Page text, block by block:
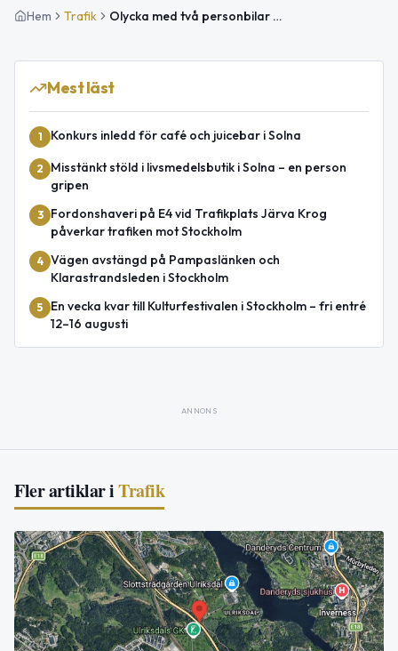
Hem Trafik Olycka med två personbilar vid Hagatunneln på E4 mot Uppsala
Mest läst
1 Konkurs inledd för café och juicebar i Solna
2
Misstänkt stöld i livsmedelsbutik i Solna – en person
gripen
3
Fordonshaveri på E4 vid Trafikplats Järva Krog
påverkar trafiken mot Stockholm
4 Vägen avstängd på Pampaslänken och
Klarastrandsleden i Stockholm
5
En vecka kvar till Kulturfestivalen i Stockholm – fri entré
12–16 augusti
ANNONS
Fler artiklar iTrafik